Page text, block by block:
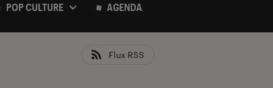
POP CULTURE AGENDA
Flux RSS